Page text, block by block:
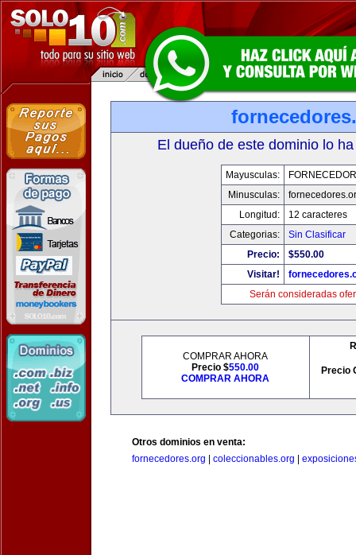
El dueño de este dominio lo
Mayusculas:
Minusculas:
Longitud:
12 caracteres
Categorias:
Sin Clasificar
Precio:
$550.00
Visitar!
Serán consideradas
COMPRAR AHORA
Precio $550.00
COMPRAR AHORA
Precio
Otros dominios en venta:
fornecedores.org
coleccionables.org